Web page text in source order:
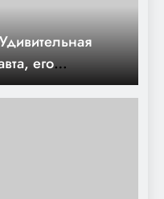
его
факты